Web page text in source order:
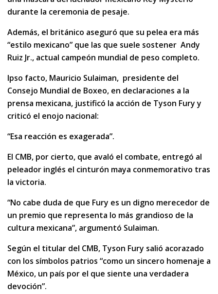
durante la ceremonia de pesaje.
Además, el británico aseguró que su pelea era más
“estilo mexicano” que las que suele sostener Andy
Ruiz Jr., actual campeón mundial de peso completo.
Ipso facto, Mauricio Sulaiman, presidente del
Consejo Mundial de Boxeo, en declaraciones a la
prensa mexicana, justificó la acción de Tyson Fury y
criticó el enojo nacional:
“Esa reacción es exagerada”.
El CMB, por cierto, que avaló el combate, entregó al
peleador inglés el cinturón maya conmemorativo tras
la victoria.
“No cabe duda de que Fury es un digno merecedor de
un premio que representa lo más grandioso de la
cultura mexicana”, argumentó Sulaiman.
Según el titular del CMB, Tyson Fury salió acorazado
con los símbolos patrios “como un sincero homenaje a
México, un país por el que siente una verdadera
devoción”.